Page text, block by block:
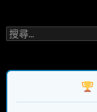
搜
尋
字: